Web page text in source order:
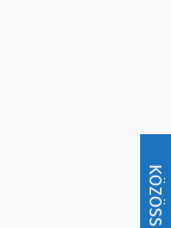
KÖZÖSSÉG